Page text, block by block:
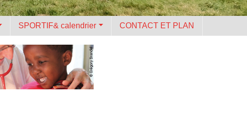
SPORTIF& calendrier CONTACT ET PLAN